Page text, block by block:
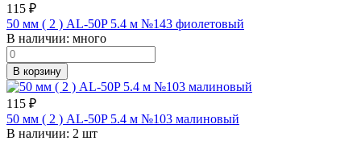
115 ₽
50 мм ( 2 ) AL-50P 5.4 м №143 фиолетовый
В наличии: много
В корзину
115 ₽
50 мм ( 2 ) AL-50P 5.4 м №103 малиновый
В наличии: 2 шт